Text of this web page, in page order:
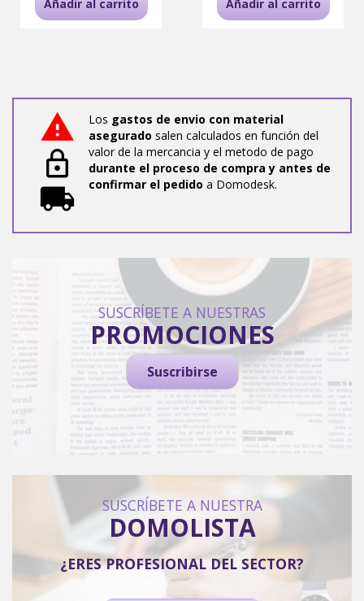
Añadir al carrito Añadir al carrito
Los gastos de envio con material
asegurado salen calculados en función del
valor de la mercancia y el metodo de pago
durante el proceso de compra y antes de
confirmar el pedido a Domodesk.
SUSCRÍBETE A NUESTRAS
PROMOCIONES
Suscribirse
SUSCRÍBETE A NUESTRA
DOMOLISTA
¿ERES PROFESIONAL DEL SECTOR?